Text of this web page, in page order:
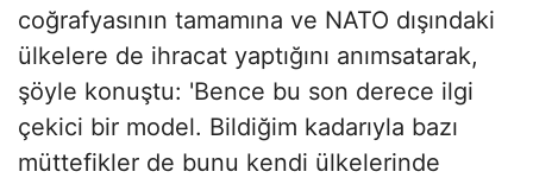
coğrafyasının tamamına ve NATO dışındaki
ülkelere de ihracat yaptığını anımsatarak,
şöyle konuştu: 'Bence bu son derece ilgi
çekici bir model. Bildiğim kadarıyla bazı
müttefikler de bunu kendi ülkelerinde